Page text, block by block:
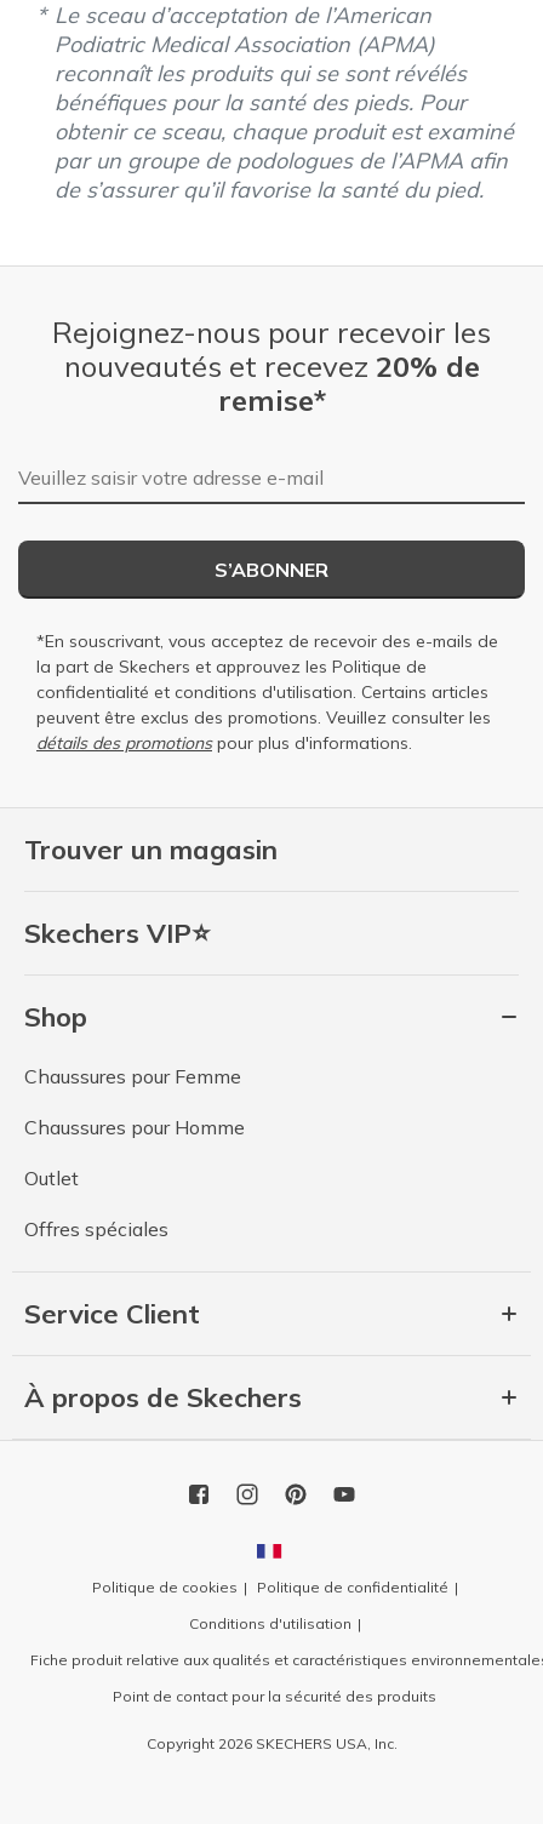
Le sceau d’acceptation de l’American
Podiatric Medical Association (APMA)
reconnaît les produits qui se sont révélés
bénéfiques pour la santé des pieds. Pour
obtenir ce sceau, chaque produit est examiné
par un groupe de podologues de l’APMA afin
de s’assurer qu’il favorise la santé du pied.
Trouver un magasin
Skechers VIP⭐
Shop
Chaussures pour Femme
Chaussures pour Homme
Outlet
Offres spéciales
Service Client
À propos de Skechers
Rejoignez-nous pour recevoir les
nouveautés et recevez 20% de
remise*
Adresse e-mail
S’ABONNER
*En souscrivant, vous acceptez de recevoir des e-mails de
la part de Skechers et approuvez les Politique de
confidentialité et conditions d'utilisation. Certains articles
peuvent être exclus des promotions. Veuillez consulter les
détails des promotionspour plus d'informations.
Politique de cookies
Politique de confidentialité
Conditions d'utilisation
Fiche produit relative aux qualités et caractéristiques
Point de contact pour la sécurité des produits
Copyright 2026 SKECHERS USA, Inc.